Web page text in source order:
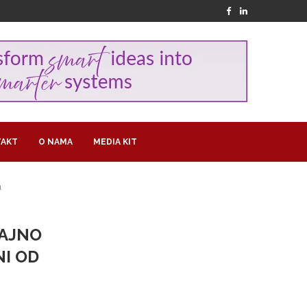
O NAMA MEDIA KIT
OD